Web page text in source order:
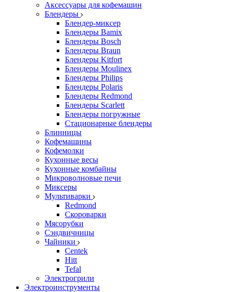
Аксессуары для кофемашин
Блендеры
Блендер-миксер
Блендеры Bamix
Блендеры Bosch
Блендеры Braun
Блендеры Kitfort
Блендеры Moulinex
Блендеры Philips
Блендеры Polaris
Блендеры Redmond
Блендеры Scarlett
Блендеры погружные
Стационарные блендеры
Блинницы
Кофемашины
Кофемолки
Кухонные весы
Кухонные комбайны
Микроволновые печи
Миксеры
Мультиварки
Redmond
Скороварки
Мясорубки
Сэндвичницы
Чайники
Centek
Hitt
Tefal
Электрогрили
Электроинструменты